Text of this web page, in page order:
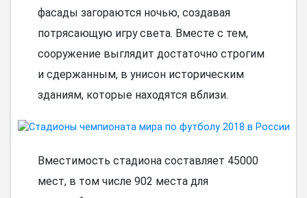
фасады загораются ночью, создавая
потрясающую игру света. Вместе с тем,
сооружение выглядит достаточно строгим
и сдержанным, в унисон историческим
зданиям, которые находятся вблизи.
Вместимость стадиона составляет 45000
мест, в том числе 902 места для